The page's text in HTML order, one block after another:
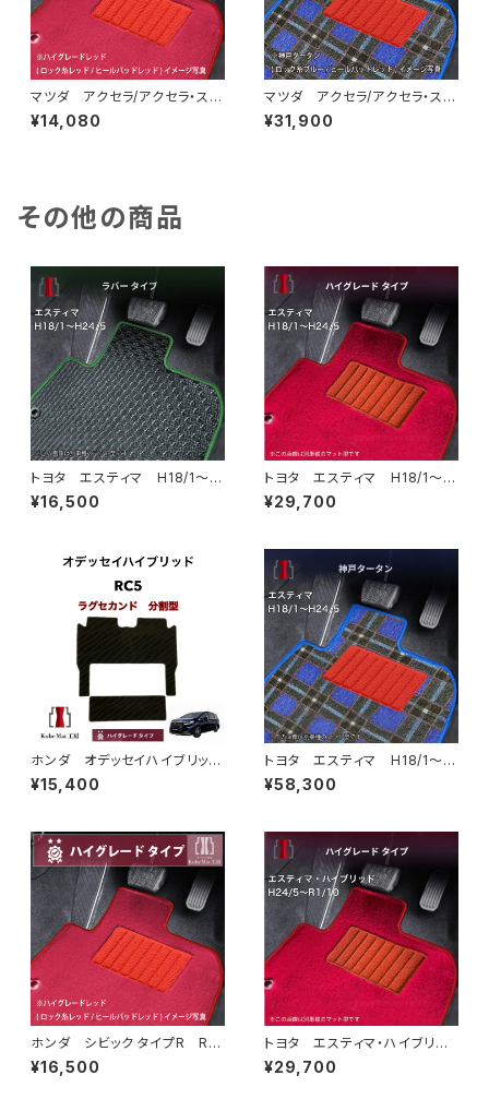
マツダ アクセラ/アクセラ・スポ
ーツ/アクセラハイブリッド H2
1/6〜R1/5 BL系・BM系 フ
¥14,080
マツダ アクセラ/アクセラ・スポ
ーツ/アクセラハイブリッド H2
1/6〜R1/5 BL系・BM系 フ
¥31,900
その他の商品
トヨタ エスティマ H18/1〜H
24/5（前期） 50系 フロアマ
ット一式 カーマット 防水 ラ
¥16,500
トヨタ エスティマ H18/1〜H
24/5（前期） 50系 フロアマ
ット一式 カーマット ハイグレ
¥29,700
ホンダ オデッセイハイブリッ
ド e:HEV R5/12〜 RC5
ラグセカンド ラグマット 2列
¥15,400
トヨタ エスティマ H18/1〜H
24/5（前期） 50系 フロアマ
ット一式 カーマット 神戸ター
¥58,300
ホンダ シビック タイプR R4/
9〜 FL5 フロアマット一式
カーマット ハイグレードタイプ
¥16,500
トヨタ エスティマ・ハイブリッ
ド H24/5〜R1/10（後期） 20
系 フロアマット一式 カーマッ
¥29,700